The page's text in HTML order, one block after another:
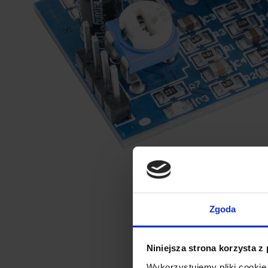
Zgoda
Niniejsza strona korzysta z